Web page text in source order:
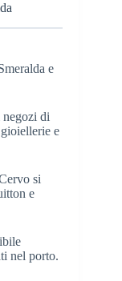
e
negozi di
e
si
e
nel porto.